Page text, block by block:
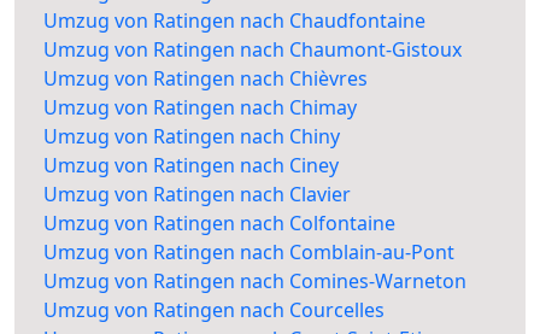
Umzug von Ratingen nach Chaudfontaine
Umzug von Ratingen nach Chaumont-Gistoux
Umzug von Ratingen nach Chièvres
Umzug von Ratingen nach Chimay
Umzug von Ratingen nach Chiny
Umzug von Ratingen nach Ciney
Umzug von Ratingen nach Clavier
Umzug von Ratingen nach Colfontaine
Umzug von Ratingen nach Comblain-au-Pont
Umzug von Ratingen nach Comines-Warneton
Umzug von Ratingen nach Courcelles